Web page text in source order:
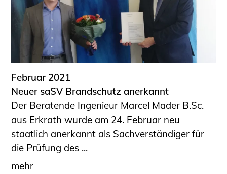
Februar 2021
Neuer saSV Brandschutz anerkannt
Der Beratende Ingenieur Marcel Mader B.Sc.
aus Erkrath wurde am 24. Februar neu
staatlich anerkannt als Sachverständiger für
die Prüfung des ...
mehr